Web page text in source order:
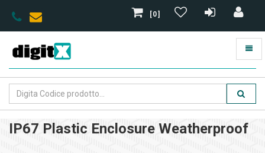
[0]
IP67 Plastic Enclosure Weatherproof